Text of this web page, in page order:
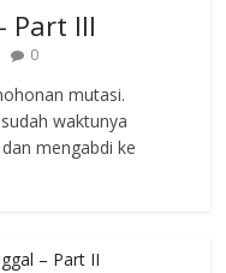
Part III
0
mutasi.
waktunya
mengabdi ke
– Part II